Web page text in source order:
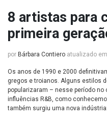
8 artistas para
primeira
por Bárbara Contiero atualizado em
Os anos de 1990 e 2000
gregos e troianos. Alguns estilos
popularizaram – nesse período no
influências R&B, como
também surgiu uma nova